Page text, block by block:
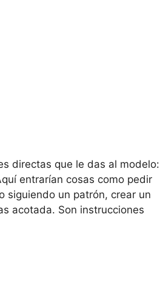
directas que le das al modelo:
entrarían cosas como pedir
siguiendo un patrón, crear un
acotada. Son instrucciones